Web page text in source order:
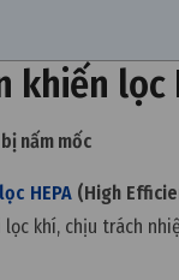
khiến lọc
nấm mốc
lọc HEPA(High
khí, chịu trách